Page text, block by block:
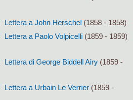
Lettera a John Herschel (1858 - 1858)
Lettera a Paolo Volpicelli (1859 - 1859)
Lettera di George Biddell Airy (1859 -
Lettera a Urbain Le Verrier (1859 -